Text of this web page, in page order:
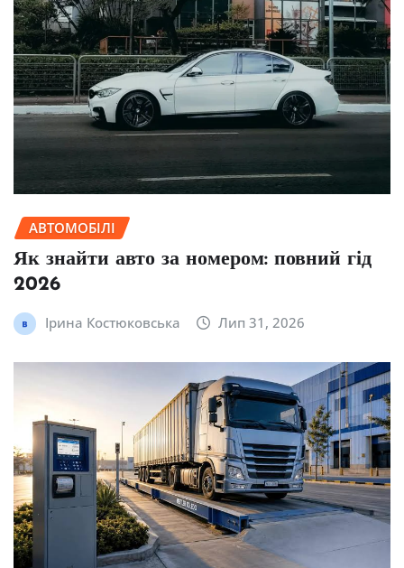
АВТОМОБІЛІ
Як знайти авто за номером: повний гід
2026
Ірина Костюковська Лип 31, 2026